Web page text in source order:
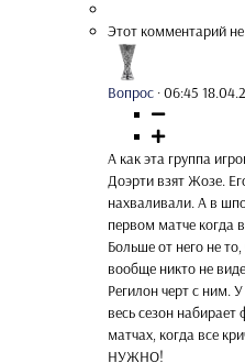
Этот комментарий
Вопрос ·06:45
А как эта группа
Доэрти взят Жозе.
нахваливали. А в
первом матче когда
Больше от него не
вообще никто не
Регилон черт с ним.
весь сезон
матчах, когда все
НУЖНО!